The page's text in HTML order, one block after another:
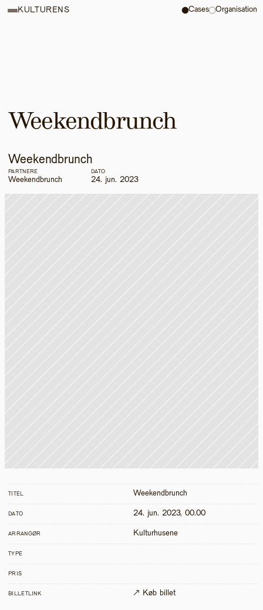
Weekendbrunch
Weekendbrunch
PARTNERE
Weekendbrunch
DATO
24. jun. 2023
TITEL Weekendbrunch
DATO 24. jun. 2023, 00.00
ARRANGØR Kulturhusene
TYPE
PRIS
BILLETLINK ↗ Køb billet
KULTURENS Cases Organisation